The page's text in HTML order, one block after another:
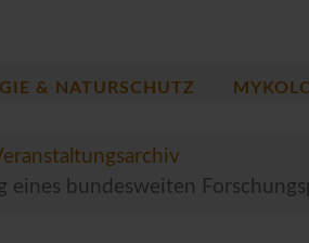
& NATURSCHUTZ
bundesweiten